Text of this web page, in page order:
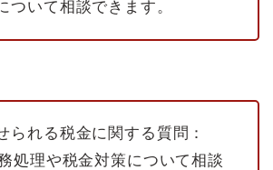
ついて相談できます。
られる税金に関する質問：
処理や税金対策について相談